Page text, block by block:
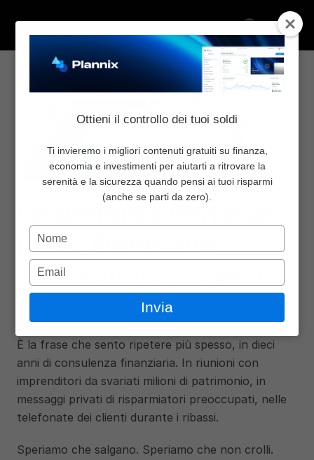
Ottieni il controllo dei tuoi soldi
Ti invieremo i migliori contenuti gratuiti su finanza,
economia e investimenti per aiutarti a ritrovare la
serenità e la sicurezza quando pensi ai tuoi risparmi
(anche se parti da zero).
Digita
il
nome
Digita
l'email
Invia
Select Language
Inizia da qui
Pricing
Contattaci
Accedi
Select Language
Torna al blog Condividi:
8 mag 2026
La speranza non è un
piano finanziario
Il mercato non sa che esisti
"Speriamo che i mercati salgano."
È la frase che sento ripetere più spesso, in dieci
anni di consulenza finanziaria. In riunioni con
imprenditori da svariati milioni di patrimonio, in
messaggi privati di risparmiatori preoccupati, nelle
telefonate dei clienti durante i ribassi.
Speriamo che salgano. Speriamo che non crolli.